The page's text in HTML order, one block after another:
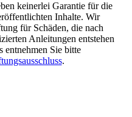
keinerlei Garantie für die
Inhalte. Wir
für Schäden, die nach
Anleitungen entstehen
entnehmen Sie bitte
.